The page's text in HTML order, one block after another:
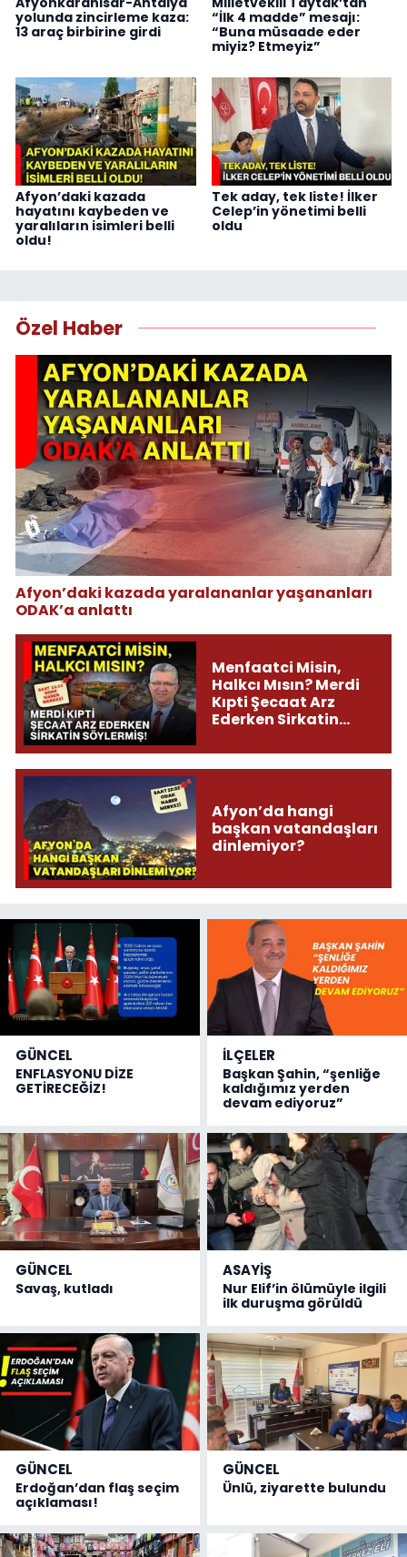
yolunda zincirleme kaza:
13 araç birbirine girdi
“İlk 4 madde” mesajı:
“Buna müsaade eder
miyiz? Etmeyiz”
Afyon’daki kazada
hayatını kaybeden ve
yaralıların isimleri belli
oldu!
Tek aday, tek liste! İlker
Celep’in yönetimi belli
oldu
Özel Haber
Afyon’daki kazada yaralananlar yaşananları
ODAK’a anlattı
Menfaatci Misin,
Halkcı Mısın? Merdi
Kıpti Şecaat Arz
Ederken Sirkatin
Afyon’da hangi
başkan vatandaşları
dinlemiyor?
GÜNCEL
ENFLASYONU DİZE
GETİRECEĞİZ!
İLÇELER
Başkan Şahin, “şenliğe
kaldığımız yerden
devam ediyoruz”
GÜNCEL
Savaş, kutladı
ASAYİŞ
Nur Elif’in ölümüyle ilgili
ilk duruşma görüldü
GÜNCEL
Erdoğan’dan flaş seçim
açıklaması!
GÜNCEL
Ünlü, ziyarette bulundu